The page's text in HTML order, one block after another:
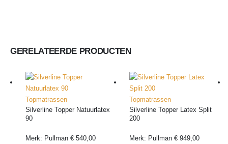
GERELATEERDE PRODUCTEN
Topmatrassen
Silverline Topper Natuurlatex
90
Merk: Pullman €540,00
Topmatrassen
Silverline Topper Latex Split
200
Merk: Pullman €949,00